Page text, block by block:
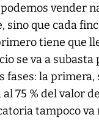
vender
sino que cada
tiene que
se va a subasta
fases: la primera,
75 % del valor
tampoco va